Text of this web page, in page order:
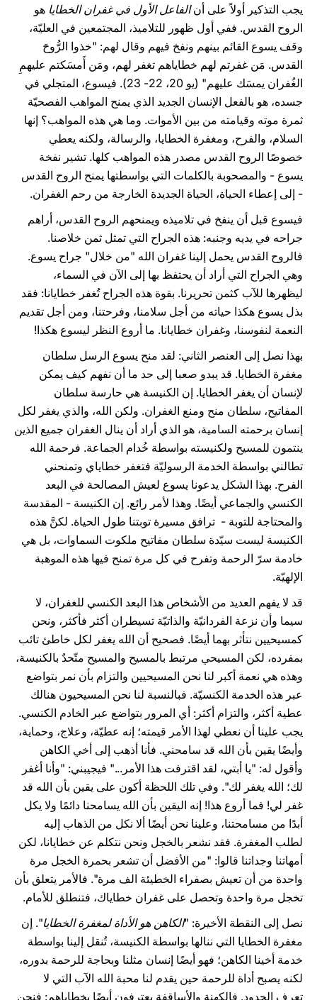
يجب التذكير أولاً على أنالفاعل الأول في غفران الخطايا هو
الروح القدس. ففي أول ظهور للتلاميذ، المجتمعين في العليّة،
وقف يسوع القائم بينهم ونفخ فيهم وقال لهم: "خذوا الرُّوحَ
القدس. مَن غفرتم لهم خطاياهم تغفر لهم، ومَن أَمسَكتم عليهمِ
الغُفران يمسَك عليهم" (يو 20، 22- 23). فيسوع، المتجلي في
جسده، هو بالفعل الإنسان الجديد الذي يمنح المواهب الفصحيّة
ثمرة موته وقيامته من بين الأموات. وما هي هذه المواهب؟ إنها
السلام، والفرح، ومغفرة الخطايا، والرسالة، ولكنه يعطي
خصوصًا الروح القدس مصدر هذه المواهب كلها. تشير نفخة
يسوع - والمصحوبة بالكلمات التي بواسطتها يمنح الروح القدس
- إلى إعطاء الحياة، الحياة الجديدة الخارجة من رحم الغفران.
فيسوع قبل أن ينفخ في تلاميذه ويمنحهم الروح القدس، أراهم
جراحه في يديه وجنبه: هذه الجراح التي تمثل ثمن خلاصنا.
فالروح القدس يحمل إلينا غفران الله "من خلال" جراح يسوع.
وهي الجراح التي أراد أن يحتفظ بها إلى الآن في السماء،
ليظهرها للآب كثمن تحريرنا. بقوة هذه الجراح تُغفر خطايانا: فقد
بذل يسوع هكذا حياته من أجل سلامنا، وفرحتنا، ومن أجل تقديم
النعمة لنفوسنا، وغفران خطايانا. ما أروع النظر ليسوع هكذا!
بهذا نصل إلى العنصر الثاني: لقد منح يسوع الرسل سلطان
مغفرة الخطايا. قد يبدو صعبا إلى حد ما أن نفهم كيف يمكن
لإنسان أن يغفر الخطايا. إن الكنيسة هي حارسة سلطان
المفاتيح، سلطان منح ومنع الغفران. ولكن الله، والذي يغفر لكل
إنسان برحمته السامية، هو الذي أراد أن ينال الغفران جميع الذين
ينتمون للمسيح ولكنيسته بواسطة خُدام الجماعة. فرحمة الله
تطالني بواسطة الخدمة الرسوليّة فتغفر خطاياي وتمنحني
الفرح. بهذا الشكل يدعونا يسوع لعيش المصالحة في البعد
الكنسي والجماعي أيضًا. وهذا لأمر رائع. إن الكنيسة - المقدسة
والمحتاجة للتوبة - ترافق مسيرة توبتنا طول الحياة. لكنَّ هذه
الكنيسة ليست سيّدة سلطان مفاتيح ملكوت السماوات، بل هي
خادمة سرّ الرحمة وتفرح في كل مرة تمنح فيها هذه الموهبة
الإلهيّة.
قد لا يفهم العديد من الأشخاص هذا البعد الكنسي للغفران، لا
سيما وأن نزعة الفردانيّة والذاتيّة تسيطران أكثر فأكثر، ونحن
كمسيحيين نتأثر بهما أيضًا. فصحيح أن الله يغفر لكل خاطئ تائب
بمفرده، لكن المسيحي مرتبط بالمسيح والمسيح متّحدٌ بالكنيسة،
وهذه هي نعمة أكبر لنا نحن المسيحيين والتزام بأن نمر بتواضع
عبر هذه الخدمة الكنسيّة. فبالنسبة لنا نحن المسيحيون هنالك
عطية أكثر، والتزام أكثر: أي المرور بتواضع عبر الخادم الكنسي.
يجب علينا أن نعطي لهذا الأمر قيمته؛ إنه عطيّة، وعلاج، وحماية،
وأيضًا يقين بأن الله قد سامحني. فأنا أذهب إلى أخي الكاهن
وأقول له: "يا أبتي، لقد اقترفت هذا الأمر..." فيجيبني: "وأنا أغفر
لك؛ الله يغفر لك". وفي تلك اللحظة أكون على يقين بأن الله قد
غفر لي! فما أروع هذا! إنه اليقين بأن الله يسامحنا دائمًا ولا يكل
أبدًا من مسامحتنا، وعلينا نحن أيضًا ألا نكل من الذهاب إليه
لطلب المغفرة. فقد نشعر بالخجل ونحن نتكلم عن خطايانا، لكن
أمهاتنا وجداتنا قالوا: "من الأفضل أن تشعر بحمرة الخجل مرة
واحدة من أن تعيش بصفراء الخطيئة الف مرة". فالأمر يتعلق بأن
تخجل مرة واحدة وتحصل على غفران خطاياك، فتنطلق للأمام.
نصل إلى النقطة الأخيرة: "الكاهن هو الأداة لمغفرة الخطايا". إن
مغفرة الخطايا التي ننالها بواسطة الكنيسة، تُنقل إلينا بواسطة
خدمة أخينا الكاهن؛ فهو أيضًا إنسان مثلنا وبحاجة للرحمة بدوره،
لكنه يصبح أداة للرحمة حين يقدم لنا محبة الله الآب التي لا
تعرف الحدود. فالكهنة والأساقفة يعترفون أيضًا بخطاياهم: فنحن